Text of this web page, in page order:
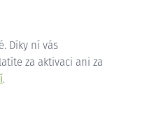
Díky ní vás
za aktivaci ani za
.